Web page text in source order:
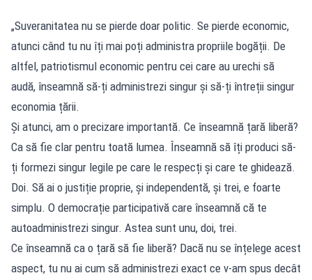
„Suveranitatea nu se pierde doar politic. Se pierde economic,
atunci când tu nu îți mai poți administra propriile bogății. De
altfel, patriotismul economic pentru cei care au urechi să
audă, înseamnă să-ți administrezi singur și să-ți întreții singur
economia țării.
Și atunci, am o precizare importantă. Ce înseamnă țară liberă?
Ca să fie clar pentru toată lumea. Înseamnă să îți produci să-
ți formezi singur legile pe care le respecți și care te ghidează.
Doi. Să ai o justiție proprie, și independentă, și trei, e foarte
simplu. O democrație participativă care înseamnă că te
autoadministrezi singur. Astea sunt unu, doi, trei.
Ce înseamnă ca o țară să fie liberă? Dacă nu se înțelege acest
aspect, tu nu ai cum să administrezi exact ce v-am spus decât